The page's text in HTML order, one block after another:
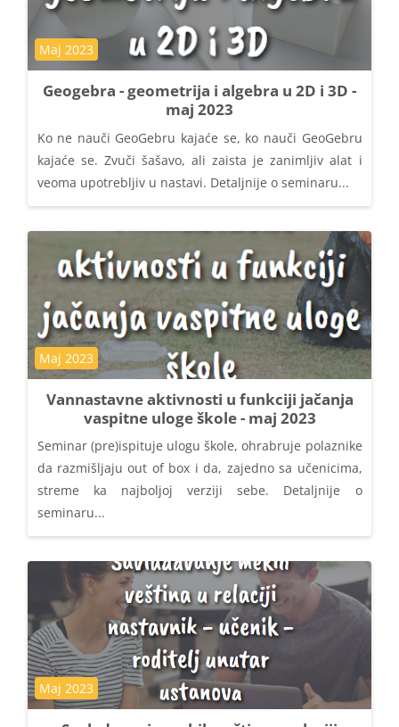
Geogebra - geometrija i algebra u 2D i 3D -
maj 2023
Kategorija kursa
Maj 2023
Ko ne nauči GeoGebru kajaće se, ko nauči GeoGebru
kajaće se. Zvuči šašavo, ali zaista je zanimljiv alat i
veoma upotrebljiv u nastavi. Detaljnije o seminaru...
Vannastavne aktivnosti u funkciji jačanja
vaspitne uloge škole - maj 2023
Kategorija kursa
Maj 2023
Seminar (pre)ispituje ulogu škole, ohrabruje polaznike
da razmišljaju out of box i da, zajedno sa učenicima,
streme ka najboljoj verziji sebe. Detaljnije o
seminaru...
Kategorija kursa
Maj 2023